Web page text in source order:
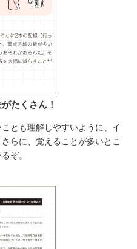
たくさん！
とも理解しやすいように、イ
らに、覚えることが多いとこ
ぞ。